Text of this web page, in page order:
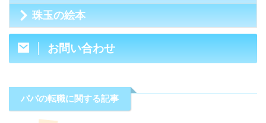
珠玉の絵本
お問い合わせ
パパの転職に関する記事